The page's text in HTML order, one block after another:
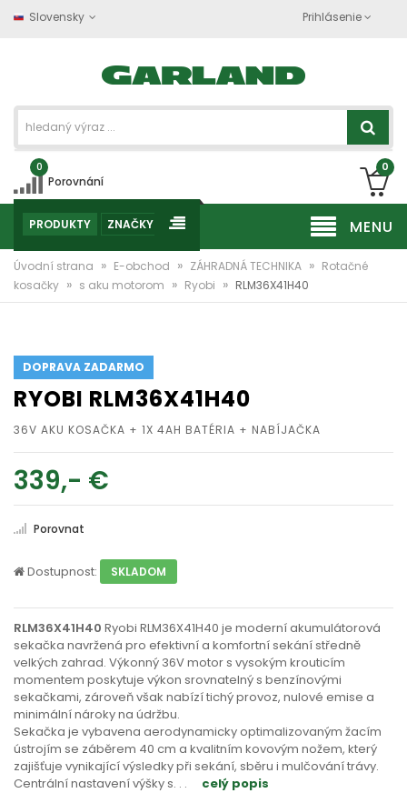
Slovensky Prihlásenie
0
Porovnání
0
MENU
PRODUKTY ZNAČKY
Úvodní strana » E-obchod » ZÁHRADNÁ TECHNIKA » Rotačné
kosačky » s aku motorom » Ryobi » RLM36X41H40
DOPRAVA ZADARMO
RYOBI RLM36X41H40
36V AKU KOSAČKA + 1X 4AH BATÉRIA + NABÍJAČKA
339,- €
Porovnat
Dostupnost: SKLADOM
RLM36X41H40 Ryobi RLM36X41H40 je moderní akumulátorová
sekačka navržená pro efektivní a komfortní sekání středně
velkých zahrad. Výkonný 36V motor s vysokým krouticím
momentem poskytuje výkon srovnatelný s benzínovými
sekačkami, zároveň však nabízí tichý provoz, nulové emise a
minimální nároky na údržbu.
Sekačka je vybavena aerodynamicky optimalizovaným žacím
ústrojím se záběrem 40 cm a kvalitním kovovým nožem, který
zajišťuje vynikající výsledky při sekání, sběru i mulčování trávy.
Centrální nastavení výšky s. . . celý popis